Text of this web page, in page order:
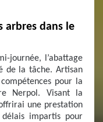
arbres dans le
journée, l’abattage
de la tâche. Artisan
pour la
Nerpol. Visant la
une prestation
impartis pour